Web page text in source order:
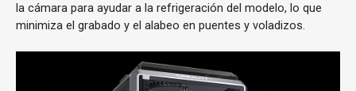
la cámara para ayudar a la refrigeración del modelo, lo que
minimiza el grabado y el alabeo en puentes y voladizos.